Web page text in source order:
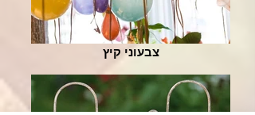
צבעוני קיץ